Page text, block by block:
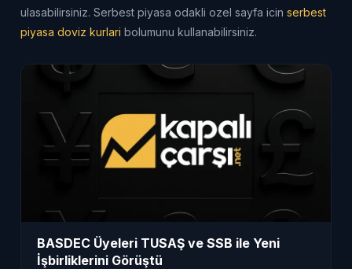
ulasabilirsiniz. Serbest piyasa odakli ozel sayfa icin serbest
piyasa doviz kurlari bolumunu kullanabilirsiniz.
BASDEC Üyeleri TUSAŞ ve SSB ile Yeni
İşbirliklerini Görüştü